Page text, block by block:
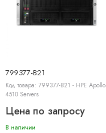
799377-B21
Код товара: 799377-B21 - HPE Apollo
4510 Servers
Цена по запросу
В наличии